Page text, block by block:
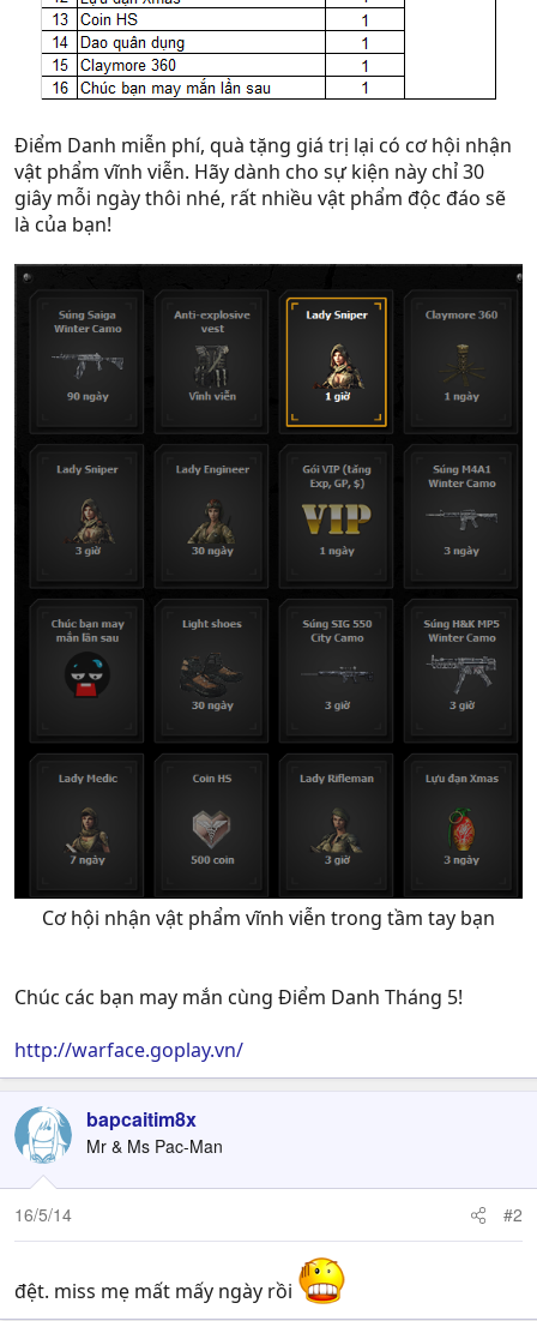
Điểm Danh miễn phí, quà tặng giá trị lại có cơ hội nhận
vật phẩm vĩnh viễn. Hãy dành cho sự kiện này chỉ 30
giây mỗi ngày thôi nhé, rất nhiều vật phẩm độc đáo sẽ
là của bạn!
Cơ hội nhận vật phẩm vĩnh viễn trong tầm tay bạn
Chúc các bạn may mắn cùng Điểm Danh Tháng 5!
http://warface.goplay.vn/
bapcaitim8x
Mr & Ms Pac-Man
16/5/14 #2
đệt. miss mẹ mất mấy ngày rồi